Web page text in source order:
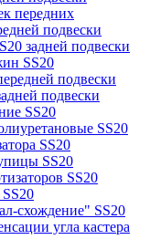
передних
подвески
задней подвески
SS20
подвески
подвески
SS20
SS20
SS20
SS20
SS20
схождение" SS20
угла кастера